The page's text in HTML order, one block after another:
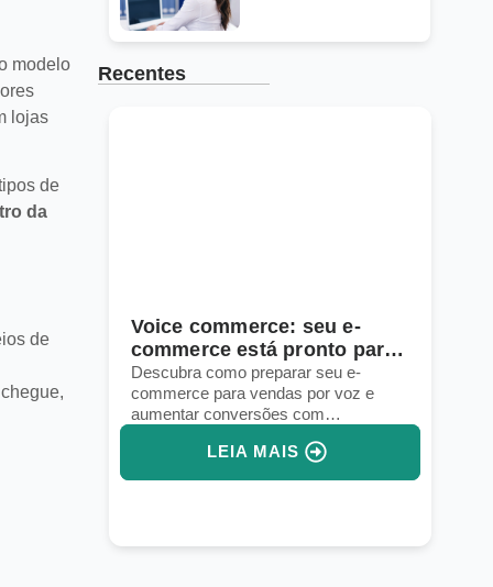
modelo
lojas
de
da
de
Recentes
Voice commerce: seu e-
commerce está pronto para
vendas por voz?
Descubra como preparar seu e-
commerce para vendas por voz e
aumentar conversões com
LEIA MAIS